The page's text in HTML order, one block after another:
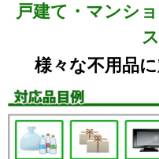
戸建て・マンシ
様々な不用品